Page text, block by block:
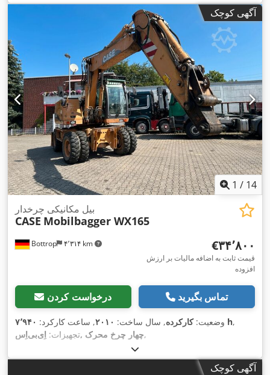
آگهی کوچک
1 / 14
Bottrop ۴٬۳۱۴ km
بیل مکانیکی چرخدار
CASE Mobilbagger WX165
‎€۳۴٬۸۰۰
قیمت ثابت به اضافه مالیات بر ارزش
افزوده
درخواست کردن تماس بگیرید
وضعیت:کارکرده, سال ساخت: ۲۰۱۰, ساعت کارکرد: ۷٬۹۴۰ h,
تجهیزات: اِی‌بی‌اِس‎, چهار چرخ محرک,
آگهی کوچک